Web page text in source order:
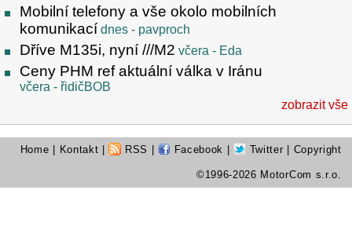
Mobilní telefony a vše okolo mobilních
komunikací dnes - pavproch
Dříve M135i, nyní ///M2 včera - Eda
Ceny PHM ref aktuální válka v Iránu
včera - řidičBOB
zobrazit vše
Home Kontakt RSS Facebook Twitter | Copyright
©1996-2026 MotorCom s.r.o.